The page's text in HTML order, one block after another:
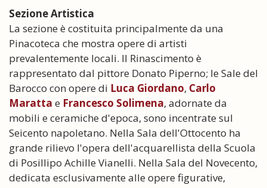
Sezione Artistica
La sezione è costituita principalmente da una
Pinacoteca che mostra opere di artisti
prevalentemente locali. Il Rinascimento è
rappresentato dal pittore Donato Piperno; le Sale del
Barocco con opere di Luca Giordano, Carlo
Maratta e Francesco Solimena, adornate da
mobili e ceramiche d'epoca, sono incentrate sul
Seicento napoletano. Nella Sala dell'Ottocento ha
grande rilievo l'opera dell'acquarellista della Scuola
di Posillipo Achille Vianelli. Nella Sala del Novecento,
dedicata esclusivamente alle opere figurative,